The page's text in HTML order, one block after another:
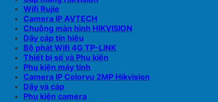
Wifi Rujie
Camera IP AVTECH
Chuông màn hình HIKVISION
Dây cáp tín hiệu
Bộ phát Wifi 4G TP-LINK
Thiết bị số và Phụ kiện
Phụ kiện máy tính
Camera IP Colorvu 2MP Hikvision
Dây và cáp
Phụ kiện camera